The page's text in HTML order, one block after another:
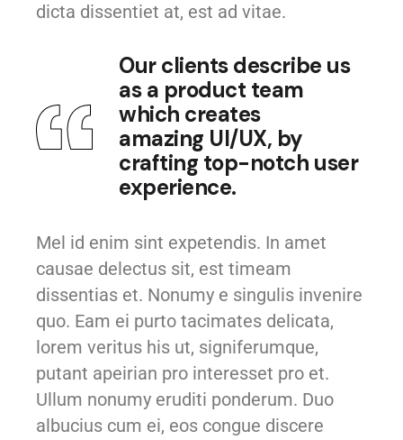
dicta dissentiet at, est ad vitae.
Our clients describe us
as a product team
which creates
amazing UI/UX, by
crafting top-notch user
experience.
Mel id enim sint expetendis. In amet
causae delectus sit, est timeam
dissentias et. Nonumy e singulis invenire
quo. Eam ei purto tacimates delicata,
lorem veritus his ut, signiferumque,
putant apeirian pro interesset pro et.
Ullum nonumy eruditi ponderum. Duo
albucius cum ei, eos congue discere